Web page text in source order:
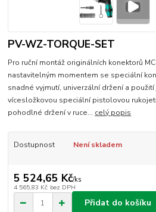
PV-WZ-TORQUE-SET
Pro ruční montáž originálních konektorů
nastavitelným momentem se speciální
snadné vyjmutí, univerzální držení a
vícesložkovou speciální pistolovou
pohodlné držení v ruce... celý popis
Dostupnost Není skladem
5 524,65 Kč/ks
4 565,83 Kč bez DPH
Přidat do košíku